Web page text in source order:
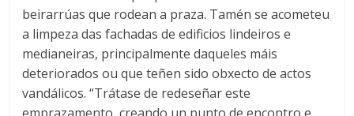
beirarrúas que rodean a praza. Tamén se acometeu
a limpeza das fachadas de edificios lindeiros e
medianeiras, principalmente daqueles máis
deteriorados ou que teñen sido obxecto de actos
vandálicos. “Trátase de redeseñar este